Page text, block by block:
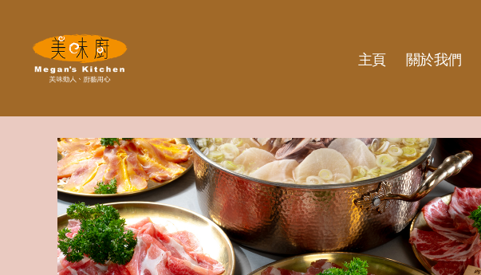
Kitchen
主頁 關於我們